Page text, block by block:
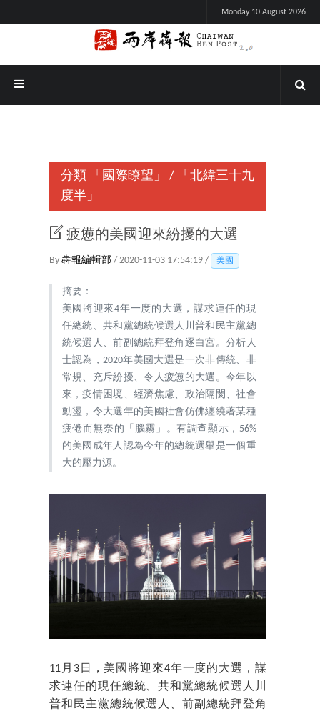
Monday 10 August 2026
分類 「國際瞭望」 /
「北緯三十九
度半」
疲憊的美國迎來紛擾的大選
By 犇報編輯部 / 2020-11-03 17:54:19 / 美國
摘要：
美國將迎來4年一度的大選，謀求連任的現
任總統、共和黨總統候選人川普和民主黨總
統候選人、前副總統拜登角逐白宮。分析人
士認為，2020年美國大選是一次非傳統、非
常規、充斥紛擾、令人疲憊的大選。今年以
來，疫情困境、經濟焦慮、政治隔閡、社會
動盪，令大選年的美國社會仿佛纏繞著某種
疲倦而無奈的「腦霧」。有調查顯示，56%
的美國成年人認為今年的總統選舉是一個重
大的壓力源。
11月3日，美國將迎來4年一度的大選，謀
求連任的現任總統、共和黨總統候選人川
普和民主黨總統候選人、前副總統拜登角